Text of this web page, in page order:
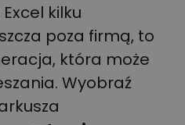
kilku
poza firmą, to
która może
Wyobraź